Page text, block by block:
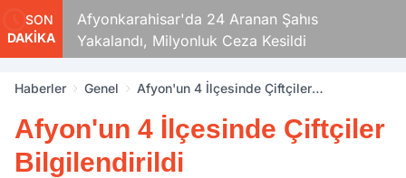
SON
DAKİKA
Afyonkarahisar'da 24 Aranan Şahıs
Yakalandı, Milyonluk Ceza Kesildi
Haberler Genel
Afyon'un 4 İlçesinde Çiftçiler
Afyon'un 4 İlçesinde Çiftçiler
Bilgilendirildi